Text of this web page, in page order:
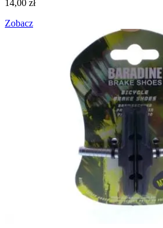
14,00 zł
Zobacz